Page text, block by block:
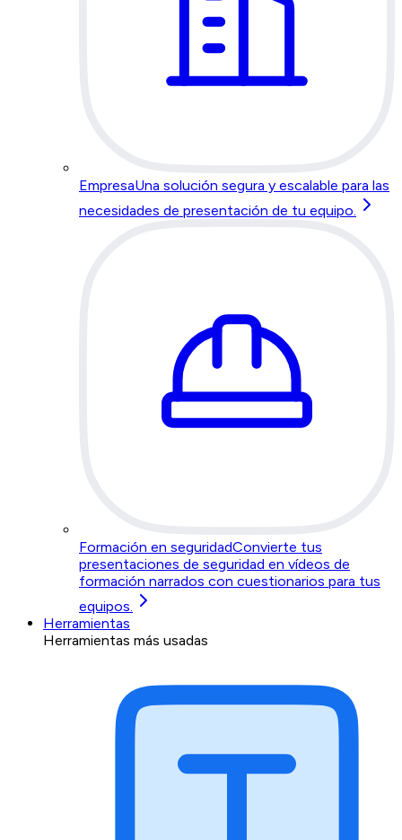
EmpresaUna solución segura y escalable para las
necesidades de presentación de tu equipo.
Formación en seguridadConvierte tus
presentaciones de seguridad en vídeos de
formación narrados con cuestionarios para tus
equipos.
Herramientas
Herramientas más usadas